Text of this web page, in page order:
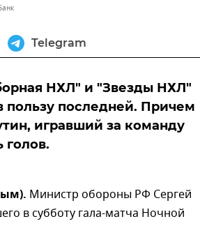
Telegram
НХЛ" и "Звезды НХЛ"
пользу последней. Причем
игравший за команду
голов.
Министр обороны РФ Сергей
в субботу гала-матча Ночной